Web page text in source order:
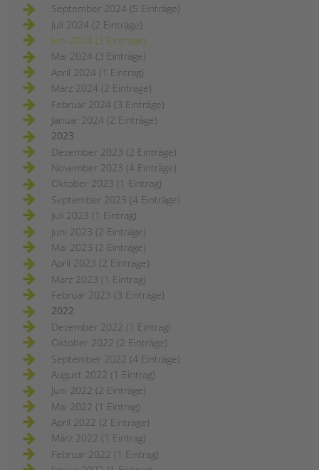
September 2024 (5 Einträge)
Juli 2024 (2 Einträge)
Juni 2024 (3 Einträge)
Mai 2024 (3 Einträge)
April 2024 (1 Eintrag)
März 2024 (2 Einträge)
Februar 2024 (3 Einträge)
Januar 2024 (2 Einträge)
2023
Dezember 2023 (2 Einträge)
November 2023 (4 Einträge)
Oktober 2023 (1 Eintrag)
September 2023 (4 Einträge)
Juli 2023 (1 Eintrag)
Juni 2023 (2 Einträge)
Mai 2023 (2 Einträge)
April 2023 (2 Einträge)
März 2023 (1 Eintrag)
Februar 2023 (3 Einträge)
2022
Dezember 2022 (1 Eintrag)
Oktober 2022 (2 Einträge)
September 2022 (4 Einträge)
August 2022 (1 Eintrag)
Juni 2022 (2 Einträge)
Mai 2022 (1 Eintrag)
April 2022 (2 Einträge)
März 2022 (1 Eintrag)
Februar 2022 (1 Eintrag)